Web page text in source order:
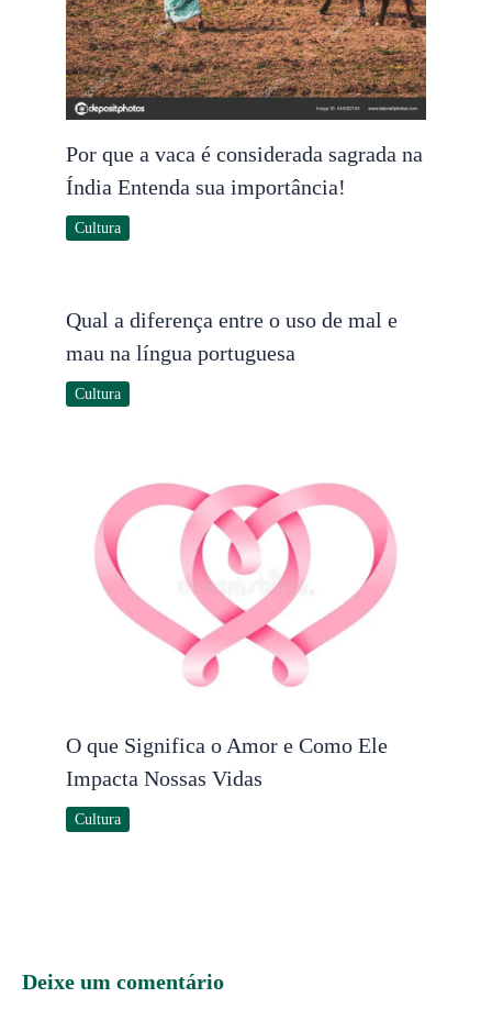
Por que a vaca é considerada sagrada na
Índia Entenda sua importância!
Cultura
Qual a diferença entre o uso de mal e
mau na língua portuguesa
Cultura
O que Significa o Amor e Como Ele
Impacta Nossas Vidas
Cultura
Deixe um comentário